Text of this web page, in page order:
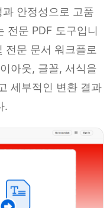
안정성으로 고품
전문 PDF 도구입니
전문 문서 워크플로
아웃, 글꼴, 서식을
세부적인 변환 결과
.